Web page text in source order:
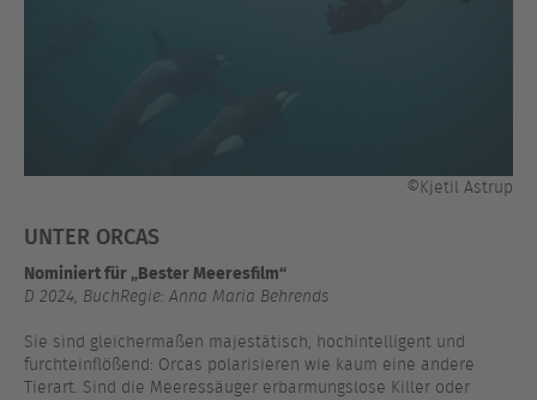
©Kjetil Astrup
UNTER ORCAS
Nominiert für „Bester Meeresfilm“
D 2024, BuchRegie: Anna Maria Behrends
Sie sind gleichermaßen majestätisch, hochintelligent und
furchteinflößend: Orcas polarisieren wie kaum eine andere
Tierart. Sind die Meeressäuger erbarmungslose Killer oder